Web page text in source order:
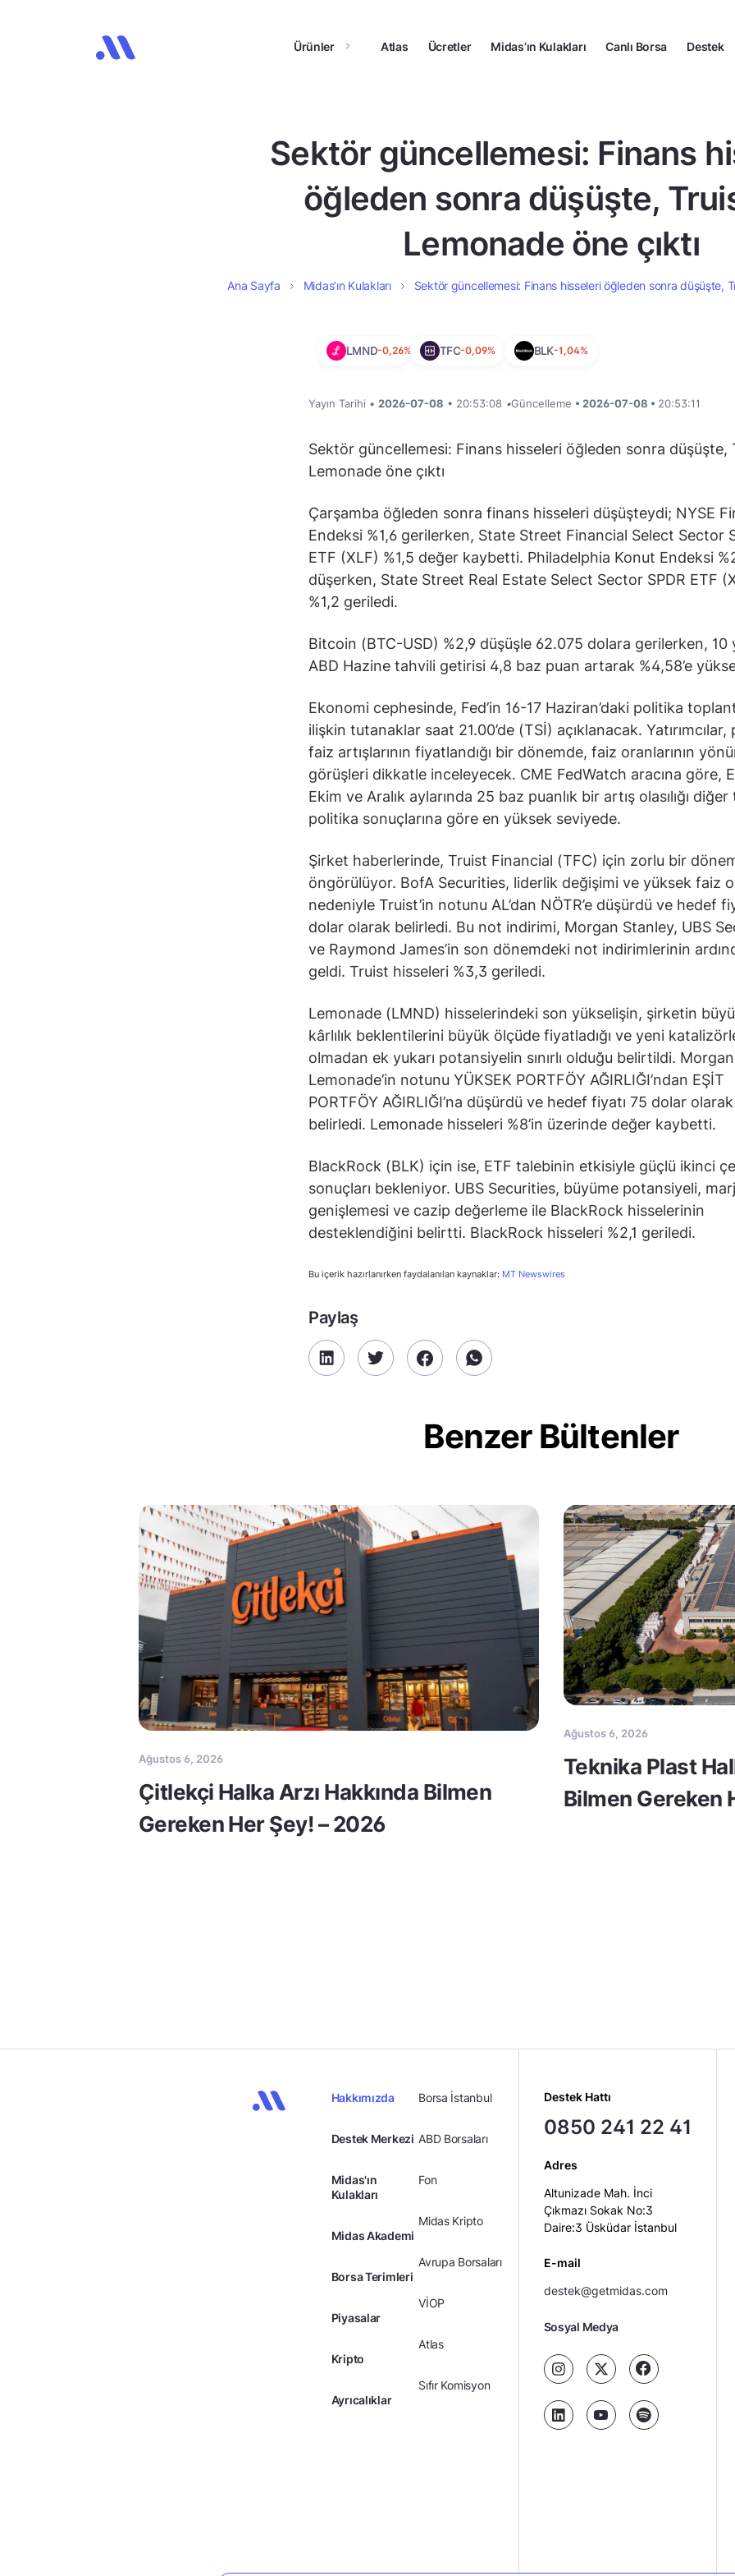
Ürünler Atlas Ücretler Midas’ın Kulakları Canlı Borsa Destek
Sektör güncellemesi: Finans
öğleden sonra düşüşte,
Lemonade öne çıktı
Ana Sayfa Midas’ın Kulakları Sektör güncellemesi: Finans hisseleri öğleden sonra düşüşte,
LMND-0,26% TFC-0,09% BLK-1,04%
Yayın Tarihi • 2026-07-08 • 20:53:08 •Güncelleme • 2026-07-08 • 20:53:11
Sektör güncellemesi: Finans hisseleri öğleden sonra düşüşte,
Lemonade öne çıktı
Çarşamba öğleden sonra finans hisseleri düşüşteydi; NYSE
Endeksi %1,6 gerilerken, State Street Financial Select Sector
ETF (XLF) %1,5 değer kaybetti. Philadelphia Konut Endeksi
düşerken, State Street Real Estate Select Sector SPDR ETF
%1,2 geriledi.
Bitcoin (BTC-USD) %2,9 düşüşle 62.075 dolara gerilerken, 10
ABD Hazine tahvili getirisi 4,8 baz puan artarak %4,58’e
Ekonomi cephesinde, Fed’in 16-17 Haziran’daki politika
ilişkin tutanaklar saat 21.00’de (TSİ) açıklanacak. Yatırımcılar,
faiz artışlarının fiyatlandığı bir dönemde, faiz oranlarının
görüşleri dikkatle inceleyecek. CME FedWatch aracına göre,
Ekim ve Aralık aylarında 25 baz puanlık bir artış olasılığı diğer
politika sonuçlarına göre en yüksek seviyede.
Şirket haberlerinde, Truist Financial (TFC) için zorlu bir
öngörülüyor. BofA Securities, liderlik değişimi ve yüksek faiz
nedeniyle Truist’in notunu AL’dan NÖTR’e düşürdü ve hedef
dolar olarak belirledi. Bu not indirimi, Morgan Stanley, UBS
ve Raymond James’in son dönemdeki not indirimlerinin
geldi. Truist hisseleri %3,3 geriledi.
Lemonade (LMND) hisselerindeki son yükselişin, şirketin
kârlılık beklentilerini büyük ölçüde fiyatladığı ve yeni
olmadan ek yukarı potansiyelin sınırlı olduğu belirtildi.
Lemonade’in notunu YÜKSEK PORTFÖY AĞIRLIĞI’ndan EŞİT
PORTFÖY AĞIRLIĞI’na düşürdü ve hedef fiyatı 75 dolar olarak
belirledi. Lemonade hisseleri %8’in üzerinde değer kaybetti.
BlackRock (BLK) için ise, ETF talebinin etkisiyle güçlü ikinci
sonuçları bekleniyor. UBS Securities, büyüme potansiyeli, marj
genişlemesi ve cazip değerleme ile BlackRock hisselerinin
desteklendiğini belirtti. BlackRock hisseleri %2,1 geriledi.
Bu içerik hazırlanırken faydalanılan kaynaklar: MT Newswires
Paylaş
Benzer Bültenler
Ağustos 6, 2026
Çitlekçi Halka Arzı Hakkında Bilmen
Gereken Her Şey! – 2026
Ağustos 6, 2026
Teknika Plast
Bilmen Gereken
Hakkımızda
Destek Merkezi
Midas'ın
Kulakları
Midas Akademi
Borsa Terimleri
Piyasalar
Kripto
Ayrıcalıklar
Borsa İstanbul
ABD Borsaları
Fon
Midas Kripto
Avrupa Borsaları
VİOP
Atlas
Sıfır Komisyon
Destek Hattı
0850 241 22 41
Adres
Altunizade Mah. İnci
Çıkmazı Sokak No:3
Daire:3 Üsküdar İstanbul
E-mail
destek@getmidas.com
Sosyal Medya